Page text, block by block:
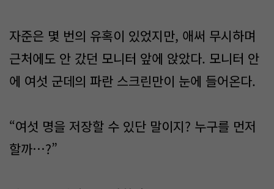
자준은 몇 번의 유혹이 있었지만, 애써 무시하며
근처에도 안 갔던 모니터 앞에 앉았다. 모니터 안
에 여섯 군데의 파란 스크린만이 눈에 들어온다.
“여섯 명을 저장할 수 있단 말이지? 누구를 먼저
할까…?”